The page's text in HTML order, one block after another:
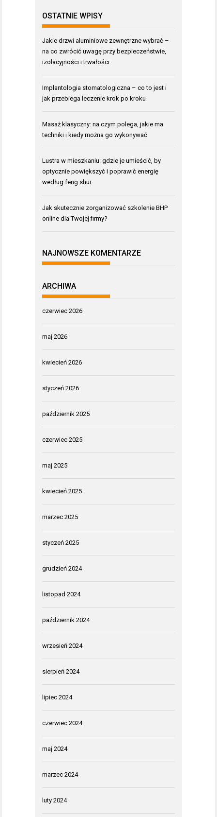
OSTATNIE WPISY
Jakie drzwi aluminiowe zewnętrzne wybrać –
na co zwrócić uwagę przy bezpieczeństwie,
izolacyjności i trwałości
Implantologia stomatologiczna – co to jest i
jak przebiega leczenie krok po kroku
Masaż klasyczny: na czym polega, jakie ma
techniki i kiedy można go wykonywać
Lustra w mieszkaniu: gdzie je umieścić, by
optycznie powiększyć i poprawić energię
według feng shui
Jak skutecznie zorganizować szkolenie BHP
online dla Twojej firmy?
NAJNOWSZE KOMENTARZE
ARCHIWA
czerwiec 2026
maj 2026
kwiecień 2026
styczeń 2026
październik 2025
czerwiec 2025
maj 2025
kwiecień 2025
marzec 2025
styczeń 2025
grudzień 2024
listopad 2024
październik 2024
wrzesień 2024
sierpień 2024
lipiec 2024
czerwiec 2024
maj 2024
marzec 2024
luty 2024